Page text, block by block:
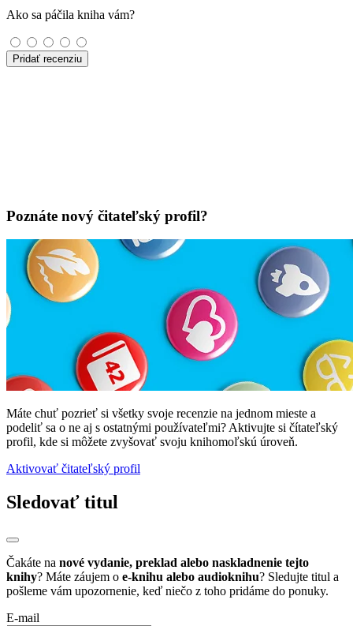
Ako sa páčila kniha vám?
Pridať recenziu
Poznáte nový čitateľský profil?
Máte chuť pozrieť si všetky svoje recenzie na jednom mieste a
podeliť sa o ne aj s ostatnými používateľmi? Aktivujte si čítateľský
profil, kde si môžete zvyšovať svoju knihomoľskú úroveň.
Aktivovať čitateľský profil
Sledovať titul
Čakáte na nové vydanie, preklad alebo naskladnenie tejto
knihy? Máte záujem o e-knihu alebo audioknihu? Sledujte titul a
pošleme vám upozornenie, keď niečo z toho pridáme do ponuky.
E-mail